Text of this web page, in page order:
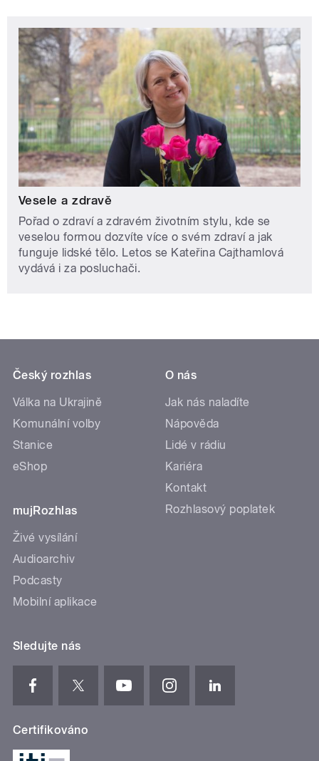
Vesele a zdravě
Pořad o zdraví a zdravém životním stylu, kde se
veselou formou dozvíte více o svém zdraví a jak
funguje lidské tělo. Letos se Kateřina Cajthamlová
vydává i za posluchači.
Český rozhlas
Válka na Ukrajině
Komunální volby
Stanice
eShop
mujRozhlas
Živé vysílání
Audioarchiv
Podcasty
Mobilní aplikace
O nás
Jak nás naladíte
Nápověda
Lidé v rádiu
Kariéra
Kontakt
Rozhlasový poplatek
Sledujte nás
Certifikováno